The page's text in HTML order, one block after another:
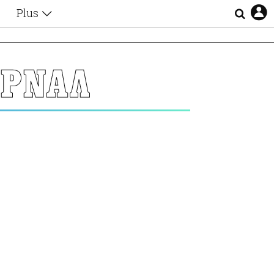
Plus
Αφιερώματα
Ζώδια